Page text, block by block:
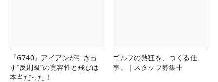
『G740』アイアンが引き出
す“反則級”の寛容性と飛びは
本当だった！
ゴルフの熱狂を、つくる仕
事。｜スタッフ募集中